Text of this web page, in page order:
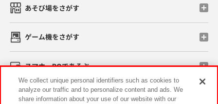
あそび場をさがす
ゲーム機をさがす
スマホ・PCであそぶ
イベント・キャンペーン
We collect unique personal identifiers such as cookies to
analyze our traffic and to personalize content and ads. We
share information about your use of our website with our